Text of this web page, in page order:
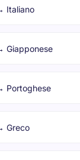
Italiano
Giapponese
Portoghese
Greco